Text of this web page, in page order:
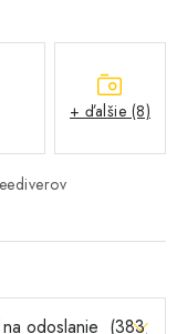
+ ďalšie (8)